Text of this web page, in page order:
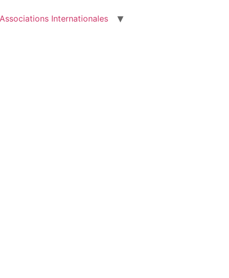
Associations Internationales